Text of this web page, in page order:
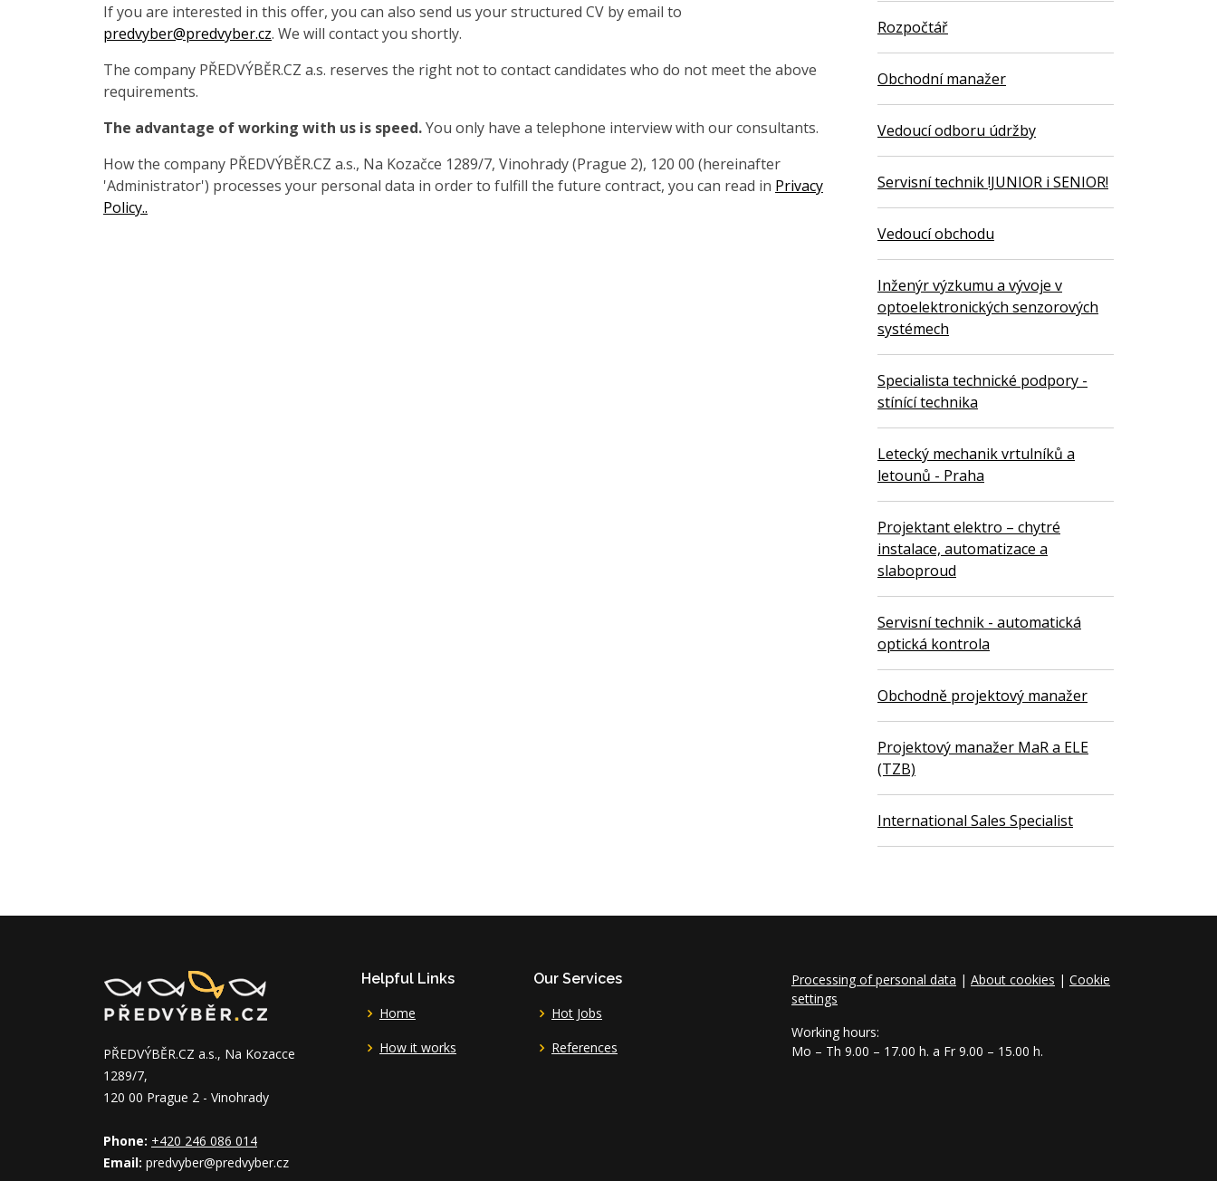
If you are interested in this offer, you can also send us your structured CV by email to
predvyber@predvyber.cz. We will contact you shortly.
The company PŘEDVÝBĚR.CZ a.s. reserves the right not to contact candidates who do not meet the above
requirements.
The advantage of working with us is speed.You only have a telephone interview with our consultants.
How the company PŘEDVÝBĚR.CZ a.s., Na Kozačce 1289/7, Vinohrady (Prague 2), 120 00 (hereinafter
'Administrator') processes your personal data in order to fulfill the future contract, you can read in Privacy
Policy..
Rozpočtář
Obchodní manažer
Vedoucí odboru údržby
Servisní technik !JUNIOR i SENIOR!
Vedoucí obchodu
Inženýr výzkumu a vývoje v
optoelektronických senzorových
systémech
Specialista technické podpory -
stínící technika
Letecký mechanik vrtulníků a
letounů - Praha
Projektant elektro – chytré
instalace, automatizace a
slaboproud
Servisní technik - automatická
optická kontrola
Obchodně projektový manažer
Projektový manažer MaR a ELE
(TZB)
International Sales Specialist
PŘEDVÝBĚR.CZ a.s., Na Kozacce
1289/7,
120 00 Prague 2 - Vinohrady
Phone: +420 246 086 014
Email: predvyber@predvyber.cz
Helpful Links
Home
How it works
Our Services
Hot Jobs
References
Processing of personal data | About cookies | Cookie
settings
Working hours:
Mo – Th 9.00 – 17.00 h. a Fr 9.00 – 15.00 h.